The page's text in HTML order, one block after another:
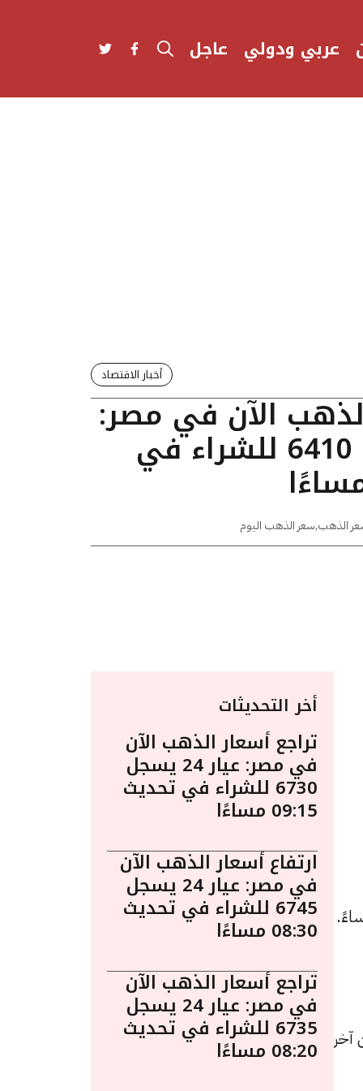
عربي ودولي عاجل
أخبار الاقتصاد
الآن في مصر:
عيار 24 يسجل 6410 للشراء في
الذهب,سعر الذهب اليوم
اليوم في مصر الخميس 11 ديسمبر الساعة 4:00 مساءً.
قيمتها 10 جنيهات عن آخر
أخر التحديثات
تراجع أسعار الذهب الآن
في مصر: عيار 24 يسجل
6730 للشراء في تحديث
09:15 مساءًا
ارتفاع أسعار الذهب الآن
في مصر: عيار 24 يسجل
6745 للشراء في تحديث
08:30 مساءًا
تراجع أسعار الذهب الآن
في مصر: عيار 24 يسجل
6735 للشراء في تحديث
08:20 مساءًا